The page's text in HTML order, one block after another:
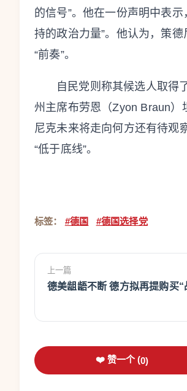
的信号”。他在一份声明中表
持的政治力量”。他认为，策
“前奏”。
自民党则称其候选人取得
州主席布劳恩（Zyon Braun）
尼克未来将走向何方还有待观
“低于底线”。
标签： #德国 #德国选择党
上一篇
德美龃龉不断 德方拟再提购买“
❤️ 赞一个 (0)